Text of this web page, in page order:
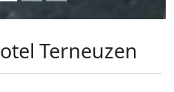
Terneuzen